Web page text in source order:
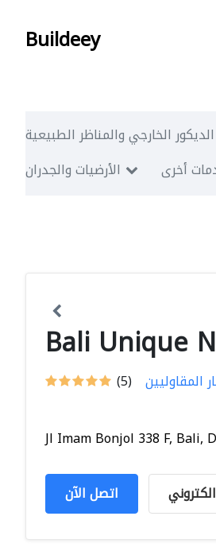
Buildeey
الديكور الخارجي والمناظر الطبيعية
الأرضيات والجدران
أخرى
Bali Unique
(5) المقاوليين
Jl Imam Bonjol 338 F, Bali,
اتصل الآن